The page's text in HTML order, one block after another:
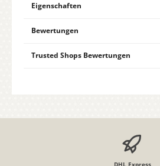
Eigenschaften
Bewertungen
Trusted Shops Bewertungen
DHL Express